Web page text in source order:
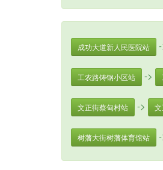
成功大道新人民医院站
工农路铸钢小区站 ->
文正街蔡甸村站 ->
树藩大街树藩体育馆站